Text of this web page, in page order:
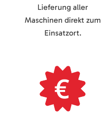
Lieferung aller
Maschinen direkt zum
Einsatzort.